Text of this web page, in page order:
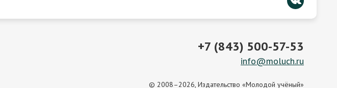
+7 (843) 500-57-53
info@moluch.ru
© 2008–2026, Издательство «Молодой учёный»